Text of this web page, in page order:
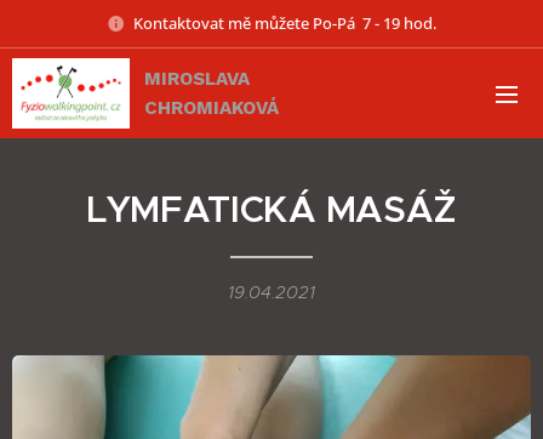
Kontaktovat mě můžete Po-Pá 7 - 19 hod.
MIROSLAVA
CHROMIAKOVÁ
LYMFATICKÁ MASÁŽ
19.04.2021